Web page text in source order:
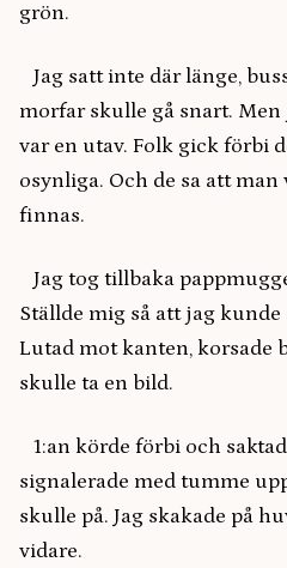
grön.
Jag satt inte där länge,
morfar skulle gå snart.
var en utav. Folk gick förbi
osynliga. Och de sa att
finnas.
Jag tog tillbaka
Ställde mig så att jag kunde
Lutad mot kanten, korsade
skulle ta en bild.
1:an körde förbi och
signalerade med tumme
skulle på. Jag skakade på
vidare.